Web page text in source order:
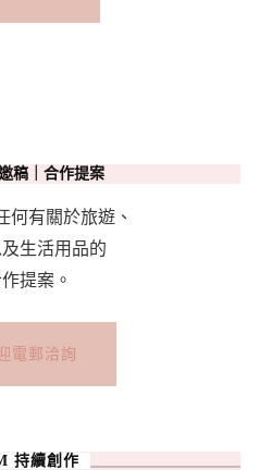
稿｜合作提案
何有關於旅遊、
生活用品的
提案。
電郵洽詢
持續創作